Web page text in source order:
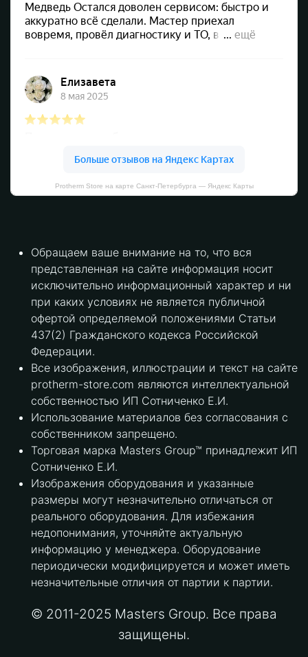
Protherm Store на карте Санкт‑Петербурга — Яндекс Карты
Обращаем ваше внимание на то, что вся
представленная на сайте информация носит
исключительно информационный характер и ни
при каких условиях не является публичной
офертой определяемой положениями Статьи
437(2) Гражданского кодекса Российской
Федерации.
Все изображения, иллюстрации и текст на сайте
protherm-store.com являются интеллектуальной
собственностью ИП Сотниченко Е.И.
Использование материалов без согласования с
собственником запрещено.
Торговая марка Masters Group™ принадлежит ИП
Сотниченко Е.И.
Изображения оборудования и указанные
размеры могут незначительно отличаться от
реального оборудования. Для избежания
недопонимания, уточняйте актуальную
информацию у менеджера. Оборудование
периодически модифицируется и может иметь
незначительные отличия от партии к партии.
© 2011-2025 Masters Group. Все права
защищены.